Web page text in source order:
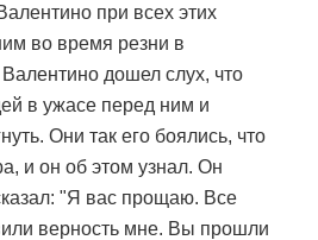
при всех этих
во время резни в
дошел слух, что
в ужасе перед ним и
Они так его боялись, что
и он об этом узнал. Он
"Я вас прощаю. Все
верность мне. Вы прошли